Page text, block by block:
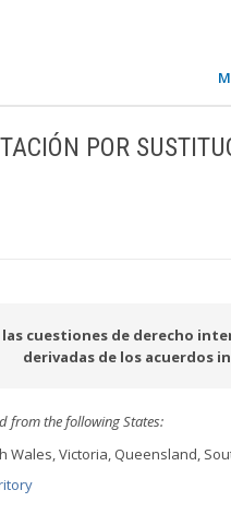
POR
cuestiones de derecho
derivadas de los acuerdos
from the following States:
Wales, Victoria, Queensland,